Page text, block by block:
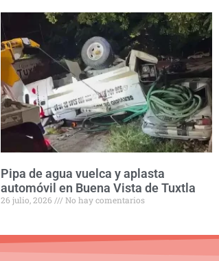
Pipa de agua vuelca y aplasta
automóvil en Buena Vista de Tuxtla
26 julio, 2026 No hay comentarios